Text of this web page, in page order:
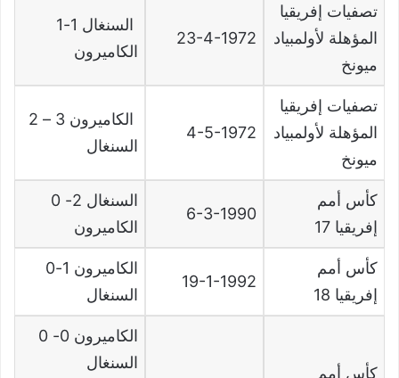
تصفيات إفريقيا
المؤهلة لأولمبياد
ميونخ
23-4-1972
السنغال 1-1
الكاميرون
تصفيات إفريقيا
المؤهلة لأولمبياد
ميونخ
4-5-1972
الكاميرون 3 – 2
السنغال
كأس أمم
إفريقيا 17
6-3-1990
السنغال 2- 0
الكاميرون
كأس أمم
إفريقيا 18
19-1-1992
الكاميرون 1-0
السنغال
كأس أمم
الكاميرون 0- 0
السنغال